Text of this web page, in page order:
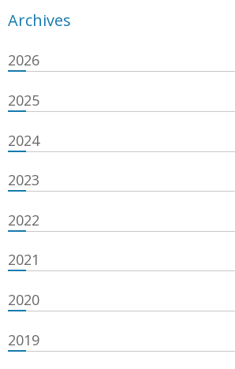
Archives
2026
2025
2024
2023
2022
2021
2020
2019